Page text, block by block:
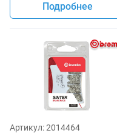
Подробнее
Артикул:2014464